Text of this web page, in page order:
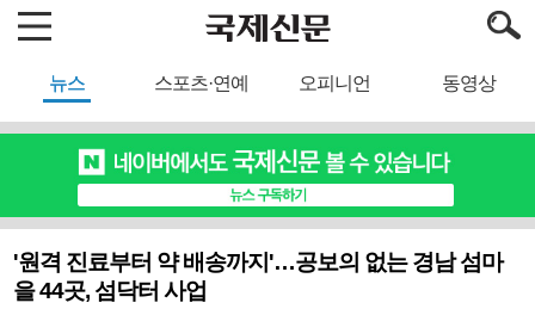
뉴스 스포츠·연예 오피니언 동영상
'원격 진료부터 약 배송까지'…공보의 없는 경남 섬마
을 44곳, 섬닥터 사업